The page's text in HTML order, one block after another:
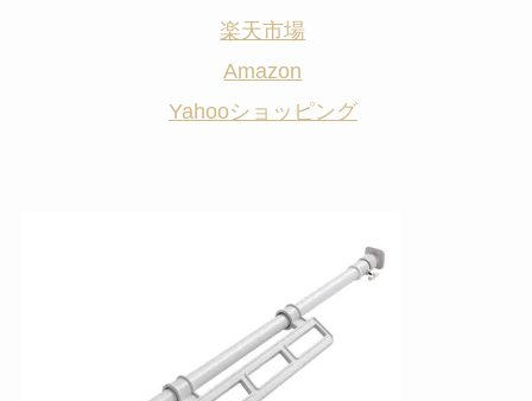
楽天市場
Amazon
Yahooショッピング